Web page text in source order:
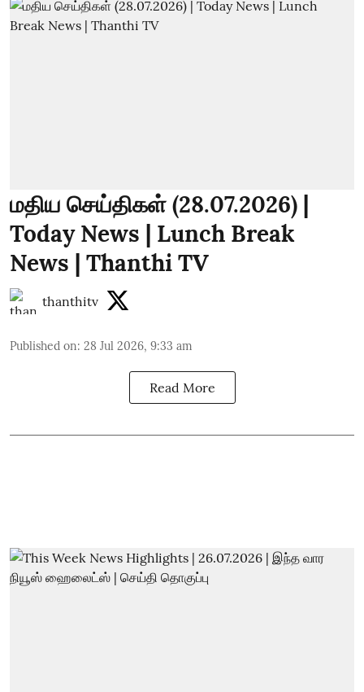
மதிய செய்திகள் (28.07.2026) |
Today News | Lunch Break
News | Thanthi TV
thanthitv
Published on: 28 Jul 2026, 9:33 am
Read More